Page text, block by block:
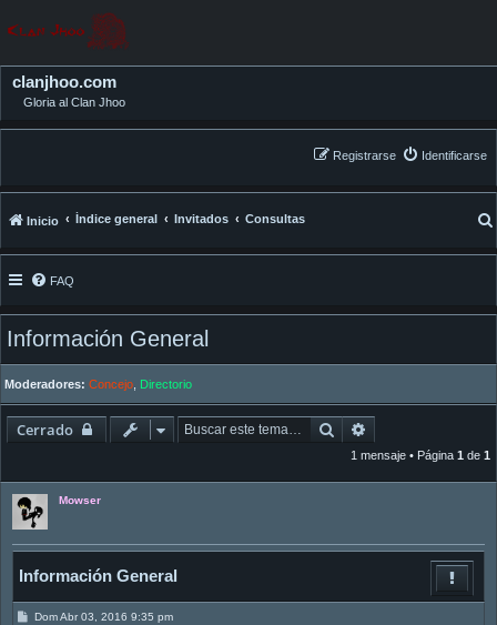
clanjhoo.com
Gloria al Clan Jhoo
Identificarse
Registrarse
Inicio Índice general Invitados Consultas
FAQ
Información General
Moderadores: Concejo Directorio
Cerrado Buscar
1 mensaje • Página 1 de 1
Mowser
Información General
MDom Abr 03, 2016 9:35 pm